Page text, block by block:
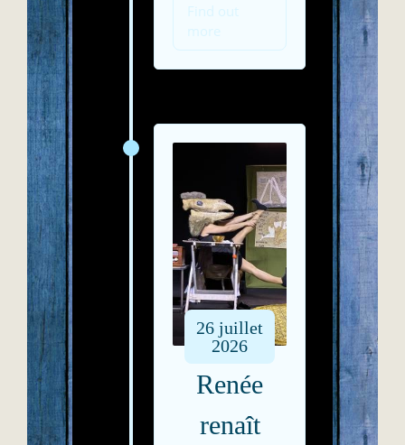
Find out
more
26 juillet
2026
Renée
renaît